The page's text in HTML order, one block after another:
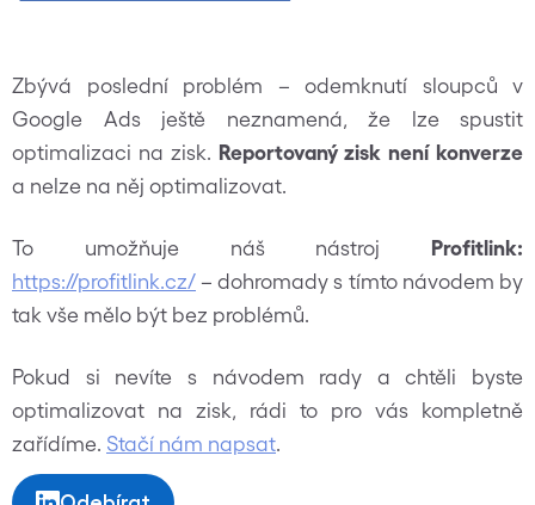
Zbývá poslední problém – odemknutí sloupců v
Google Ads ještě neznamená, že lze spustit
optimalizaci na zisk. Reportovaný zisk není konverze
a nelze na něj optimalizovat.
To umožňuje náš nástroj Profitlink:
https://profitlink.cz/ – dohromady s tímto návodem by
tak vše mělo být bez problémů.
Pokud si nevíte s návodem rady a chtěli byste
optimalizovat na zisk, rádi to pro vás kompletně
zařídíme. Stačí nám napsat.